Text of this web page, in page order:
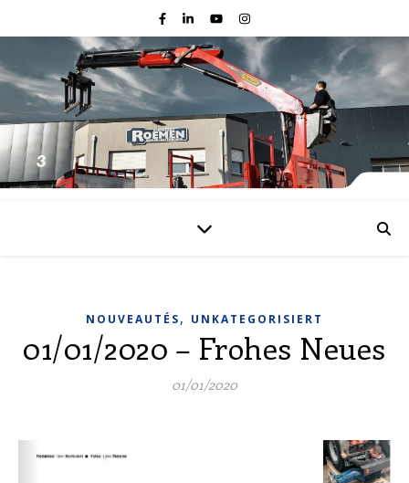
NOUVEAUTÉS, UNKATEGORISIERT
01/01/2020 – Frohes Neues
01/01/2020